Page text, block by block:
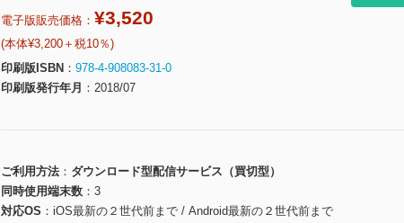
電子版販売価格： ¥3,520
(本体¥3,200＋税10％)
印刷版ISBN
978-4-908083-31-0
印刷版発行年月
2018/07
ご利用方法
ダウンロード型配信サービス（買切型）
同時使用端末数
3
対応OS
iOS最新の２世代前まで / Android最新の２世代前まで